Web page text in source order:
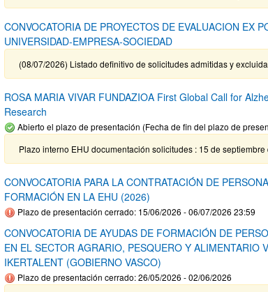
CONVOCATORIA DE PROYECTOS DE EVALUACION EX
UNIVERSIDAD-EMPRESA-SOCIEDAD
(08/07/2026) Listado definitivo de solicitudes admitidas y
ROSA MARIA VIVAR FUNDAZIOA First Global Call for
Research
Abierto el plazo de presentación (Fecha de fin del plazo de
Plazo interno EHU documentación solicitudes : 15 de septiembre
CONVOCATORIA PARA LA CONTRATACIÓN DE
FORMACIÓN EN LA EHU (2026)
Plazo de presentación cerrado: 15/06/2026 - 06/07/2026 23:59
CONVOCATORIA DE AYUDAS DE FORMACIÓN DE
EN EL SECTOR AGRARIO, PESQUERO Y ALIMENTARIO
IKERTALENT (GOBIERNO VASCO)
Plazo de presentación cerrado: 26/05/2026 - 02/06/2026